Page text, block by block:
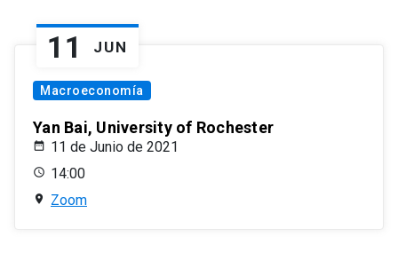
11 JUN
Macroeconomía
Yan Bai, University of Rochester
11 de Junio de 2021
14:00
Zoom